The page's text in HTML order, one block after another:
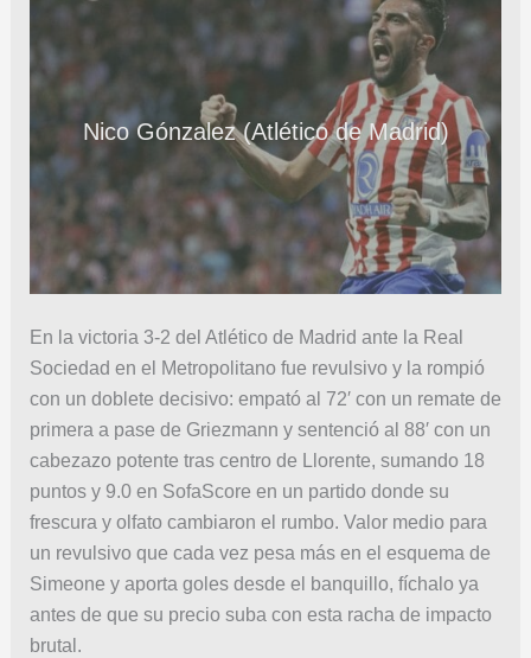
Nico Gónzalez (Atlético de Madrid)
En la victoria 3-2 del Atlético de Madrid ante la Real
Sociedad en el Metropolitano fue revulsivo y la rompió
con un doblete decisivo: empató al 72′ con un remate de
primera a pase de Griezmann y sentenció al 88′ con un
cabezazo potente tras centro de Llorente, sumando 18
puntos y 9.0 en SofaScore en un partido donde su
frescura y olfato cambiaron el rumbo. Valor medio para
un revulsivo que cada vez pesa más en el esquema de
Simeone y aporta goles desde el banquillo, fíchalo ya
antes de que su precio suba con esta racha de impacto
brutal.